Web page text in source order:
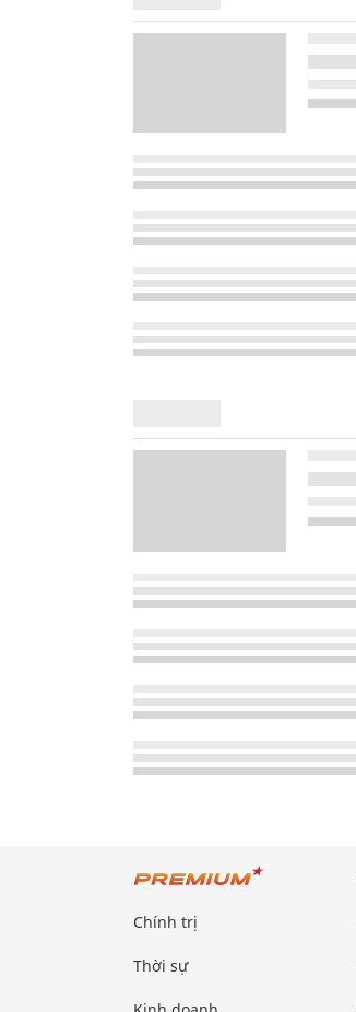
Chính trị
Thời sự